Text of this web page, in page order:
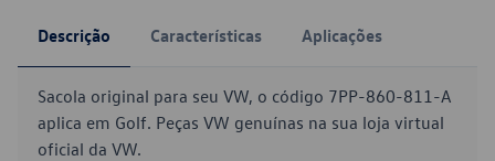
Descrição Características Aplicações
Sacola original para seu VW, o código 7PP-860-811-A
aplica em Golf. Peças VW genuínas na sua loja virtual
oficial da VW.